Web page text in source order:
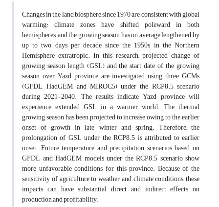
Changes in the land biosphere since 1970 are consistent with global
warming: climate zones have shifted poleward in both
hemispheres, and the growing season has on average lengthened by
up to two days per decade since the 1950s in the Northern
Hemisphere extratropic. In this research, projected change of
growing season length (GSL) and the start date of the growing
season over Yazd province are investigated using three GCMs
(GFDL, HadGEM and MIROC5) under the RCP8.5 scenario
during 2021-2040. The results indicate Yazd province will
experience extended GSL in a warmer world. The thermal
growing season has been projected to increase owing to the earlier
onset of growth in late winter and spring. Therefore, the
prolongation of GSL under the RCP8.5 is attributed to earlier
onset. Future temperature and precipitation scenarios based on
GFDL and HadGEM models under the RCP8.5 scenario show
more unfavorable conditions for this province. Because of the
sensitivity of agriculture to weather and climate conditions, these
impacts can have substantial direct and indirect effects on
production and profitability.